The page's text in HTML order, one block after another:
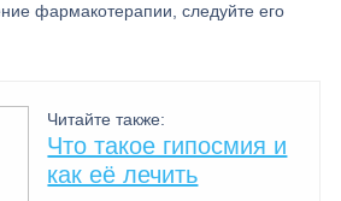
фармакотерапии, следуйте его
Читайте также:
Что такое гипосмия и
как её лечить